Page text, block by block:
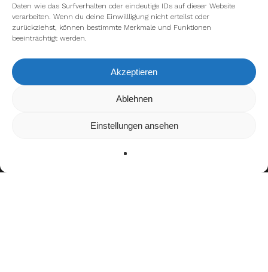
Daten wie das Surfverhalten oder eindeutige IDs auf dieser Website
verarbeiten. Wenn du deine Einwillligung nicht erteilst oder
zurückziehst, können bestimmte Merkmale und Funktionen
beeinträchtigt werden.
Akzeptieren
Ablehnen
Einstellungen ansehen
Wir verwenden Cookies, um dir die bestmögliche Erfahrung auf
kannst du erfahren, welche Cookies wir
verwenden oder sie ausschalten.